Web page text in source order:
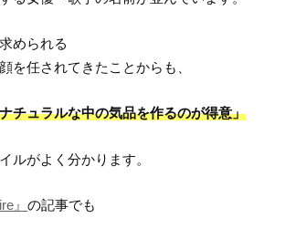
められる
を任されてきたことからも、
チュラルな中の気品を作るのが得意」
ルがよく分かります。
』の記事でも